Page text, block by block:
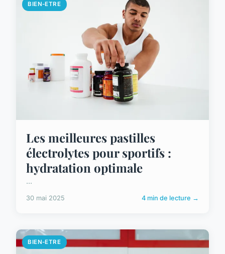
BIEN-ETRE
Les meilleures pastilles
électrolytes pour sportifs :
hydratation optimale
...
30 mai 2025 4 min de lecture →
BIEN-ETRE